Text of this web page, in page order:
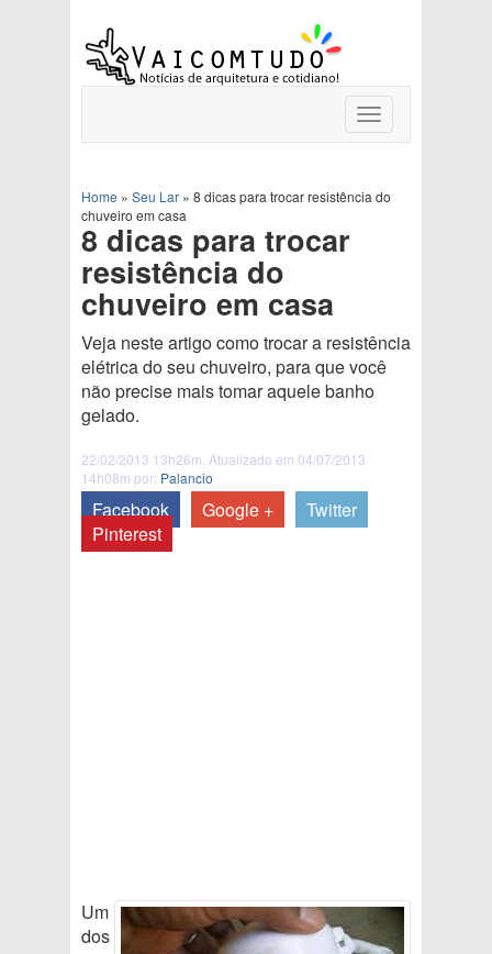
Toggle
navigation
Home » Seu Lar » 8 dicas para trocar resistência do
chuveiro em casa
8 dicas para trocar
resistência do
chuveiro em casa
Veja neste artigo como trocar a resistência
elétrica do seu chuveiro, para que você
não precise mais tomar aquele banho
gelado.
22/02/2013 13h26m. Atualizado em 04/07/2013
14h08m por: Palancio
Facebook Google +
Twitter
Pinterest
Um
dos